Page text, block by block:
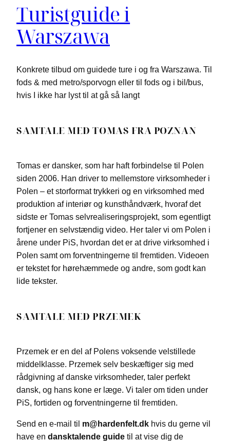
Turistguide i
Warszawa
Konkrete tilbud om guidede ture i og fra Warszawa. Til
fods & med metro/sporvogn eller til fods og i bil/bus,
hvis I ikke har lyst til at gå så langt
SAMTALE MED TOMAS FRA POZNAN
Tomas er dansker, som har haft forbindelse til Polen
siden 2006. Han driver to mellemstore virksomheder i
Polen – et storformat trykkeri og en virksomhed med
produktion af interiør og kunsthåndværk, hvoraf det
sidste er Tomas selvrealiseringsprojekt, som egentligt
fortjener en selvstændig video. Her taler vi om Polen i
årene under PiS, hvordan det er at drive virksomhed i
Polen samt om forventningerne til fremtiden. Videoen
er tekstet for hørehæmmede og andre, som godt kan
lide tekster.
SAMTALE MED PRZEMEK
Przemek er en del af Polens voksende velstillede
middelklasse. Przemek selv beskæftiger sig med
rådgivning af danske virksomheder, taler perfekt
dansk, og hans kone er læge. Vi taler om tiden under
PiS, fortiden og forventningerne til fremtiden.
Send en e-mail til m@hardenfelt.dk hvis du gerne vil
have en dansktalende guide til at vise dig de